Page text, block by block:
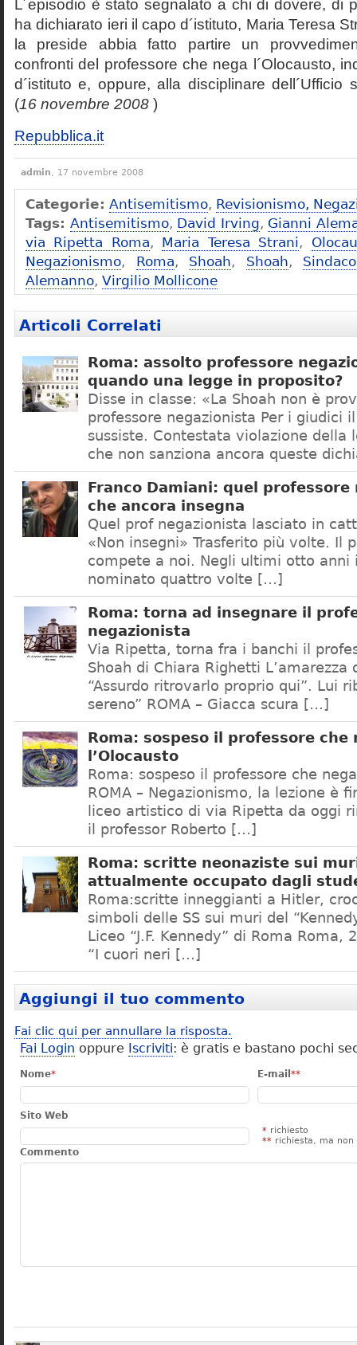
L´episodio è stato segnalato a chi di dovere, di
ha dichiarato ieri il capo d´istituto, Maria Teresa
la preside abbia fatto partire un
confronti del professore che nega l´Olocausto,
d´istituto e, oppure, alla disciplinare dell´Ufficio
(16 novembre 2008 )
Repubblica.it
admin, 17 novembre 2008
Categorie: Antisemitismo, Revisionismo,
Tags: Antisemitismo, David Irving, Gianni
via Ripetta Roma, Maria Teresa Strani,
Negazionismo, Roma, Shoah, Shoah,
Alemanno, Virgilio Mollicone
Articoli Correlati
Roma: assolto professore
quando una legge in proposito?
Disse in classe: «La Shoah non è
professore negazionista Per i giudici
sussiste. Contestata violazione della
che non sanziona ancora queste
Franco Damiani: quel professore
che ancora insegna
Quel prof negazionista lasciato in
«Non insegni» Trasferito più volte. Il
compete a noi. Negli ultimi otto anni
nominato quattro volte […]
Roma: torna ad insegnare il
negazionista
Via Ripetta, torna fra i banchi il
Shoah di Chiara Righetti L’amarezza
“Assurdo ritrovarlo proprio qui”. Lui
sereno” ROMA – Giacca scura […]
Roma: sospeso il professore che
l’Olocausto
Roma: sospeso il professore che
ROMA – Negazionismo, la lezione è
liceo artistico di via Ripetta da oggi
il professor Roberto […]
Roma: scritte neonaziste sui
attualmente occupato dagli
Roma:scritte inneggianti a Hitler,
simboli delle SS sui muri del
Liceo “J.F. Kennedy” di Roma Roma,
“I cuori neri […]
Aggiungi il tuo commento
Fai clic qui per annullare la risposta.
Fai Login oppure Iscriviti: è gratis e bastano pochi
Nome* E-mail **
Sito Web
* richiesto
** richiesta, ma non
Commento